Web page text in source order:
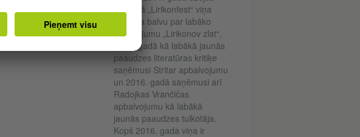
festivālā „Lirikonfest“ viņa
saņēma balvu par labāko
atdzejojumu „Lirikonov zlat“,
2015. gadā kā labākā jaunās
paaudzes literatūras kritiķe
saņēmusi Stritar apbalvojumu
un 2016. gadā saņēmusi arī
Radojkas Vrančičas
apbalvojumu kā labākā
jaunās paaudzes tulkotāja.
Kopš 2016. gada viņa ir